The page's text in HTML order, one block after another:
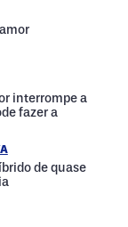
interrompe a
fazer a
de quase